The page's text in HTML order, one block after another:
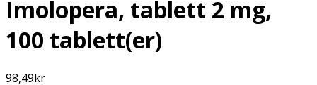
Imolopera, tablett 2 mg,
100 tablett(er)
98,49kr